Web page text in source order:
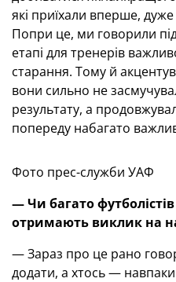
які приїхали вперше,
Попри це, ми говорили
етапі для тренерів
старання. Тому й
вони сильно не
результату, а
попереду набагато
Фото прес-служби УАФ
— Чи багато
отримають виклик на
— Зараз про це рано
додати, а хтось —